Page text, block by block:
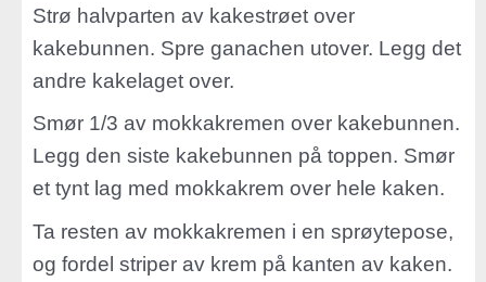
Strø halvparten av kakestrøet over
kakebunnen. Spre ganachen utover. Legg det
andre kakelaget over.
Smør 1/3 av mokkakremen over kakebunnen.
Legg den siste kakebunnen på toppen. Smør
et tynt lag med mokkakrem over hele kaken.
Ta resten av mokkakremen i en sprøytepose,
og fordel striper av krem på kanten av kaken.